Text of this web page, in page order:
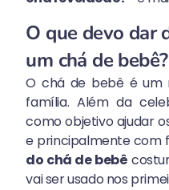
O que devo dar
um chá de bebê?
O chá de bebê é um
família. Além da
como objetivo ajudar
e principalmente com
do chá de bebê
vai ser usado nos